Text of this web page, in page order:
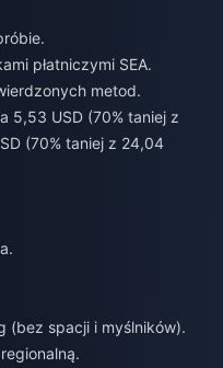
płatniczymi SEA.
metod.
5,53 USD (70% taniej z
(70% taniej z 24,04
(bez spacji i myślników).